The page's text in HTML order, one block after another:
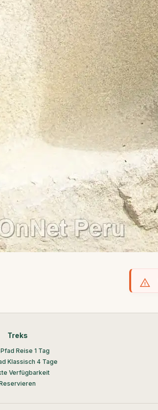
Treks
Reise 1 Tag
Klassisch 4 Tage
Verfügbarkeit